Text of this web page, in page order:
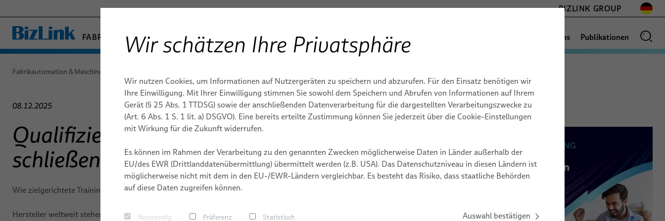
BIZLINK GROUP
− ENGINEERED SOLUTIONS
FABRIKAUTOMATION & MASCHINENBAU
MOBILITÄT
HALBLEITERTECHNIK
TELECOM & NETWORKING
SILICONE CABLE SOLUTIONS
Produkte & Dienstleistungen
Konfektionierte Kabel
Dienstleistungen
ROBOTIK
Energiezuführungen -
Kabelmanagementsysteme für
Industrieroboter
Roboterkabel für industrielle
Konfektion von Roboterkabeln
Automatisierungsanwendungen
DIENSTLEISTUNGEN
Integrationsbereite
Roboter &
Dienstleistungen für
Roboter-
Energiezuführungssysteme
MASCHINENBAU
Kabel
GLOSSAR
Anwendungen
ROBOTIK
Lichtbogenschweißen
Clinchen
Handling
Nieten
Punktschweißen
MEDIZINTECHNISCHE ROBOTIK
MASCHINENBAU
Über uns
FORSCHUNG UND ENTWICKLUNG
TESTVERFAHREN
PUBLIKATIONEN
KARRIERE
TERMINE
17.11. – 19.11.2026
Space Tech Expo
Messe Bremen, Germany
ZZ20
ZUM VERANSTALTER
Publikationen
Fabrikautomation & Maschinenbau
08.12.2025
Qualifizierungslücken in der Fertigung
schließen
Wie zielgerichtete Trainingsprogramme eine zukunftsstarke Belegschaft aufbauen
Hersteller weltweit stehen vor einem wachsenden Mangel an qualifizierten Technikern und Ingenieuren. Während sich
Wir schätzen Ihre Privatsphäre
Wir nutzen Cookies, um Informationen auf Nutzergeräten zu speichern und abzurufen. Für den Einsatz benötigen wir
Ihre Einwilligung. Mit Ihrer Einwilligung stimmen Sie sowohl dem Speichern und Abrufen von Informationen auf Ihrem
Gerät (§ 25 Abs. 1 TTDSG) sowie der anschließenden Datenverarbeitung für die dargestellten Verarbeitungszwecke zu
(Art. 6 Abs. 1 S. 1 lit. a) DSGVO). Eine bereits erteilte Zustimmung können Sie jederzeit über die Cookie-Einstellungen
mit Wirkung für die Zukunft widerrufen.
Es können im Rahmen der Verarbeitung zu den genannten Zwecken möglicherweise Daten in Länder außerhalb der
EU/des EWR (Drittlanddatenübermittlung) übermittelt werden (z.B. USA). Das Datenschutzniveau in diesen Ländern ist
möglicherweise nicht mit dem in den EU-/EWR-Ländern vergleichbar. Es besteht das Risiko, dass staatliche Behörden
auf diese Daten zugreifen können.
Notwendig Präferenz Statistisch Auswahl bestätigen